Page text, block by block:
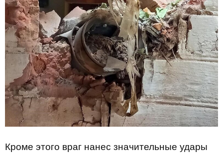
Кроме этого враг нанес значительные удары